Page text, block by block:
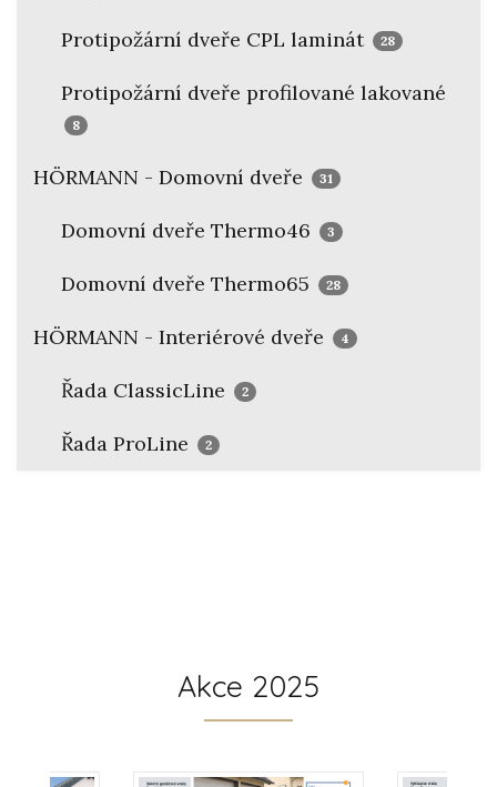
Protipožární dveře CPL laminát 28
Protipožární dveře profilované lakované
8
HÖRMANN - Domovní dveře 31
Domovní dveře Thermo46 3
Domovní dveře Thermo65 28
HÖRMANN - Interiérové dveře 4
Řada ClassicLine 2
Řada ProLine 2
Akce 2025